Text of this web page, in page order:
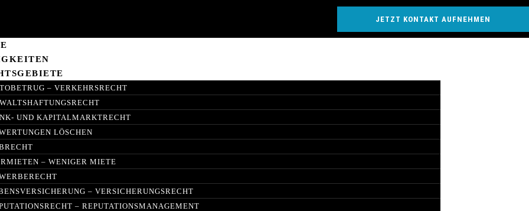
JETZT KONTAKT AUFNEHMEN
– VERKEHRSRECHT
UND KAPITALMARKTRECHT
LÖSCHEN
– WENIGER MIETE
– VERSICHERUNGSRECHT
– REPUTATIONSMANAGEMENT